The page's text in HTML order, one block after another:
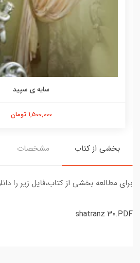
سایه ی سپید
1,500,000 تومان
بخشی از کتاب مشخصات
برای مطالعه بخشی از کتاب،فایل زیر را
shatranz 30.PDF